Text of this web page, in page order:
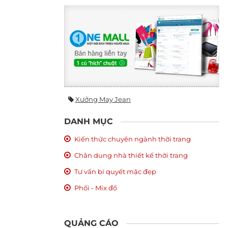
Xưởng May Jean
DANH MỤC
Kiến thức chuyên ngành thời trang
Chân dung nhà thiết kế thời trang
Tư vấn bí quyết mặc đẹp
Phối - Mix đồ
QUẢNG CÁO